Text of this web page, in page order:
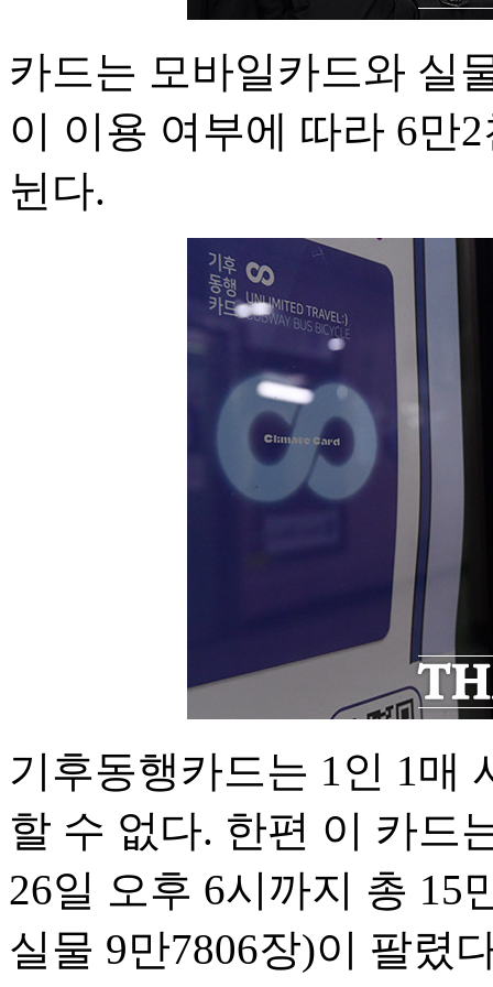
카드는 모바일카드와 실
이 이용 여부에 따라 6만
뉜다.
기후동행카드는 1인 1매
할 수 없다. 한편 이 카드
26일 오후 6시까지 총 15
실물 9만7806장)이 팔렸